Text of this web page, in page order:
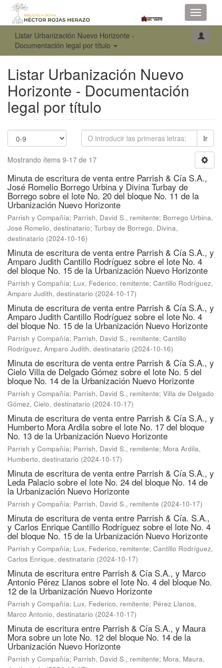
Toggle
Listar Urbanización Nuevo Horizonte -
Documentación legal por título
Listar Urbanización Nuevo
Horizonte - Documentación
legal por título
Ir
Mostrando ítems 9-17 de 17
Minuta de escritura de venta entre Parrish & Cía S.A.,
José Romelio Borrego Urbina y Divina Turbay de
Borrego sobre el lote No. 20 del bloque No. 11 de la
Urbanización Nuevo Horizonte
Parrish y Compañía; Parrish, David S., remitente; Borrego Urbina,
José Romelio, destinatario; Turbay de Borrego, Divina,
destinatario (2024-10-16)
Minuta de escritura de venta entre Parrish & Cía S.A., y
Amparo Judith Cantillo Rodríguez sobre el lote No. 4
del bloque No. 15 de la Urbanización Nuevo Horizonte
Parrish y Compañía; Lux, Federico, remitente; Cantillo Rodríguez,
Amparo Judith, destinatario (2024-10-17)
Minuta de escritura de venta entre Parrish & Cía S.A., y
Amparo Judith Cantillo Rodríguez sobre el lote No. 4
del bloque No. 15 de la Urbanización Nuevo Horizonte
Parrish y Compañía; Parrish, David S., remitente; Cantillo
Rodríguez, Amparo Judith, destinatario (2024-10-16)
Minuta de escritura de venta entre Parrish & Cía S.A., y
Cielo Villa de Delgado Gómez sobre el lote No. 5 del
bloque No. 14 de la Urbanización Nuevo Horizonte
Parrish y Compañía; Parrish, David S., remitente; Villa de Delgado
Gómez, Cielo, destinatario (2024-10-17)
Minuta de escritura de venta entre Parrish & Cía S.A., y
Humberto Mora Ardila sobre el lote No. 17 del bloque
No. 13 de la Urbanización Nuevo Horizonte
Parrish y Compañía; Parrish, David S., remitente; Mora Ardila,
Humberto, destinatario (2024-10-17)
Minuta de escritura de venta entre Parrish & Cía S.A., y
Leda Palacio sobre el lote No. 24 del bloque No. 14 de
la Urbanización Nuevo Horizonte
Parrish y Compañía; Parrish, David S., remitente (2024-10-17)
Minuta de escritura de venta entre Parrish & Cía. S.A.,
y Carlos Enrique Cantillo Rodríguez sobre el lote No. 4
del bloque No. 15 de la Urbanización Nuevo Horizonte
Parrish y Compañía; Lux, Federico, remitente; Cantillo Rodríguez,
Carlos Enrique, destinatario (2024-10-17)
Minuta de escritura entre Parrish & Cía S.A., y Marco
Antonio Pérez Llanos sobre el lote No. 4 del bloque No.
12 de la Urbanización Nuevo Horizonte
Parrish y Compañía; Lux, Federico, remitente; Pérez Llanos,
Marco Antonio, destinatario (2024-10-17)
Minuta de escritura entre Parrish & Cía S.A., y Maura
Mora sobre un lote No. 12 del bloque No. 14 de la
Urbanización Nuevo Horizonte
Parrish y Compañía; Parrish, David S., remitente; Mora, Maura,